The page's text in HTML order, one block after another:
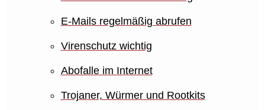
E-Mails regelmäßig abrufen
Virenschutz wichtig
Abofalle im Internet
Trojaner, Würmer und Rootkits